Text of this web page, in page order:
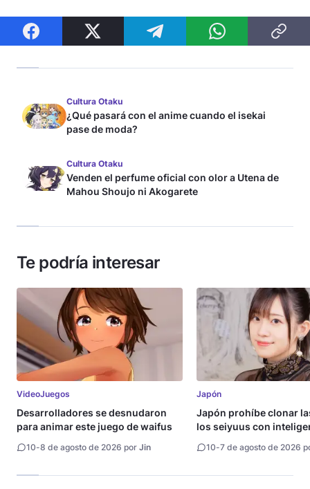
Cultura Otaku
¿Qué pasará con el anime cuando el isekai
pase de moda?
Cultura Otaku
Venden el perfume oficial con olor a Utena de
Mahou Shoujo ni Akogarete
Te podría interesar
VideoJuegos
Desarrolladores se desnudaron
para animar este juego de waifus
10-8 de agosto de 2026 por Jin
Japón
Japón prohíbe clonar
los seiyuus con
10-7 de agosto de 2026